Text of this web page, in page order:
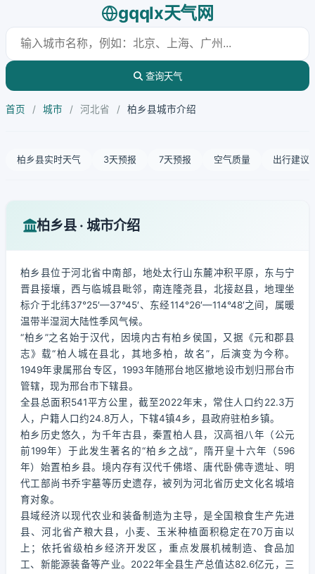
gqqlx天气网
查询天气
首页 / 城市 / 河北省 / 柏乡县城市介绍
柏乡县实时天气 3天预报 7天预报 空气质量 出行建议
柏乡县 · 城市介绍
柏乡县位于河北省中南部，地处太行山东麓冲积平原，东与宁
晋县接壤，西与临城县毗邻，南连隆尧县，北接赵县，地理坐
标介于北纬37°25′—37°45′、东经114°26′—114°48′之间，属暖
温带半湿润大陆性季风气候。
“柏乡”之名始于汉代，因境内古有柏乡侯国，又据《元和郡县
志》载“柏人城在县北，其地多柏，故名”，后演变为今称。
1949年隶属邢台专区，1993年随邢台地区撤地设市划归邢台市
管辖，现为邢台市下辖县。
全县总面积541平方公里，截至2022年末，常住人口约22.3万
人，户籍人口约24.8万人，下辖4镇4乡，县政府驻柏乡镇。
柏乡历史悠久，为千年古县，秦置柏人县，汉高祖八年（公元
前199年）于此发生著名的“柏乡之战”，隋开皇十六年（596
年）始置柏乡县。境内存有汉代千佛塔、唐代卧佛寺遗址、明
代工部尚书乔宇墓等历史遗存，被列为河北省历史文化名城培
育对象。
县域经济以现代农业和装备制造为主导，是全国粮食生产先进
县、河北省产粮大县，小麦、玉米种植面积稳定在70万亩以
上；依托省级柏乡经济开发区，重点发展机械制造、食品加
工、新能源装备等产业。2022年全县生产总值达82.6亿元，三